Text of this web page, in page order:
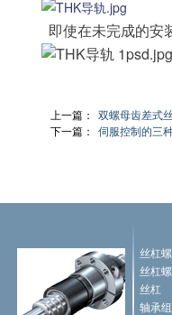
即使在未完成的安
上一篇：
双螺母齿差式
下一篇：
伺服控制的三
丝杠
丝杠
丝杠
轴承